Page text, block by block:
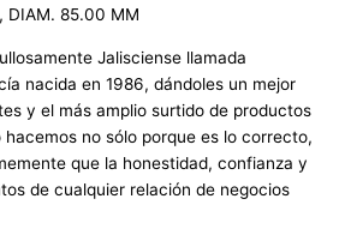
DIAM. 85.00 MM
Jalisciense llamada
nacida en 1986, dándoles un mejor
y el más amplio surtido de productos
no sólo porque es lo correcto,
que la honestidad, confianza y
de cualquier relación de negocios